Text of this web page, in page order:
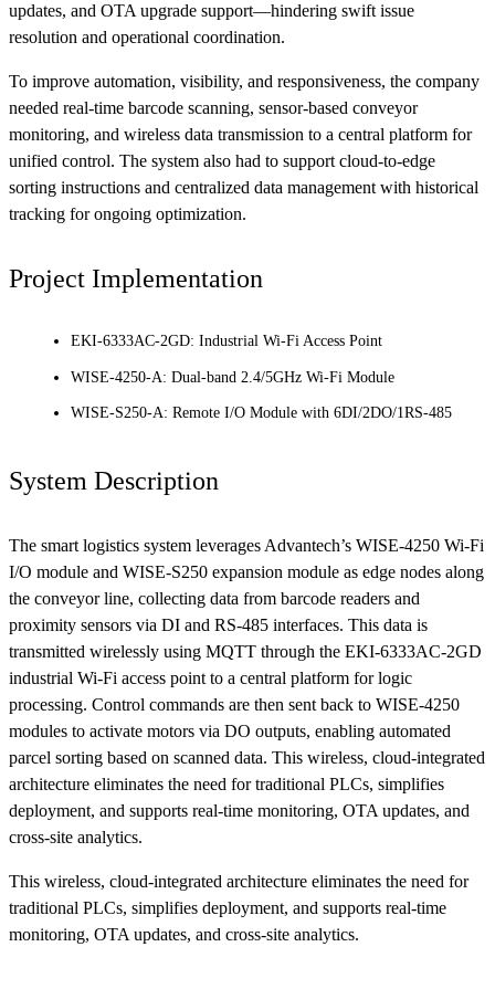
updates, and OTA upgrade support—hindering swift issue
resolution and operational coordination.
To improve automation, visibility, and responsiveness, the company
needed real-time barcode scanning, sensor-based conveyor
monitoring, and wireless data transmission to a central platform for
unified control. The system also had to support cloud-to-edge
sorting instructions and centralized data management with historical
tracking for ongoing optimization.
Project Implementation
EKI-6333AC-2GD: Industrial Wi-Fi Access Point
WISE-4250-A: Dual-band 2.4/5GHz Wi-Fi Module
WISE-S250-A: Remote I/O Module with 6DI/2DO/1RS-485
System Description
The smart logistics system leverages Advantech’s WISE-4250 Wi-Fi
I/O module and WISE-S250 expansion module as edge nodes along
the conveyor line, collecting data from barcode readers and
proximity sensors via DI and RS-485 interfaces. This data is
transmitted wirelessly using MQTT through the EKI-6333AC-2GD
industrial Wi-Fi access point to a central platform for logic
processing. Control commands are then sent back to WISE-4250
modules to activate motors via DO outputs, enabling automated
parcel sorting based on scanned data. This wireless, cloud-integrated
architecture eliminates the need for traditional PLCs, simplifies
deployment, and supports real-time monitoring, OTA updates, and
cross-site analytics.
This wireless, cloud-integrated architecture eliminates the need for
traditional PLCs, simplifies deployment, and supports real-time
monitoring, OTA updates, and cross-site analytics.